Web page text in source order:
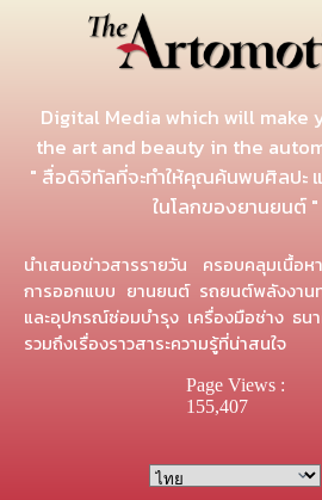
Digital Media which will make
the art and beauty in the
" สื่อดิจิทัลที่จะทำให้คุณค้นพบศิลปะ
ในโลกของยานยนต์ "
นำเสนอข่าวสารรายวัน ครอบคลุมเนื้อห
การออกแบบ ยานยนต์ รถยนต์พลังงาน
และอุปกรณ์ซ่อมบำรุง เครื่องมือช่าง ธน
รวมถึงเรื่องราวสาระความรู้ที่น่าสนใจ
Page Views :
155,407